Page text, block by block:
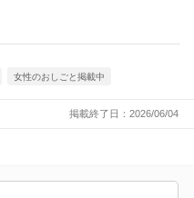
女性のおしごと掲載中
掲載終了日：2026/06/04